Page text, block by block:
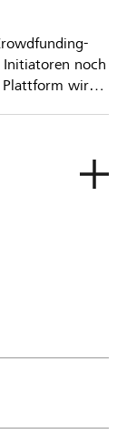
noch
Plattform wird